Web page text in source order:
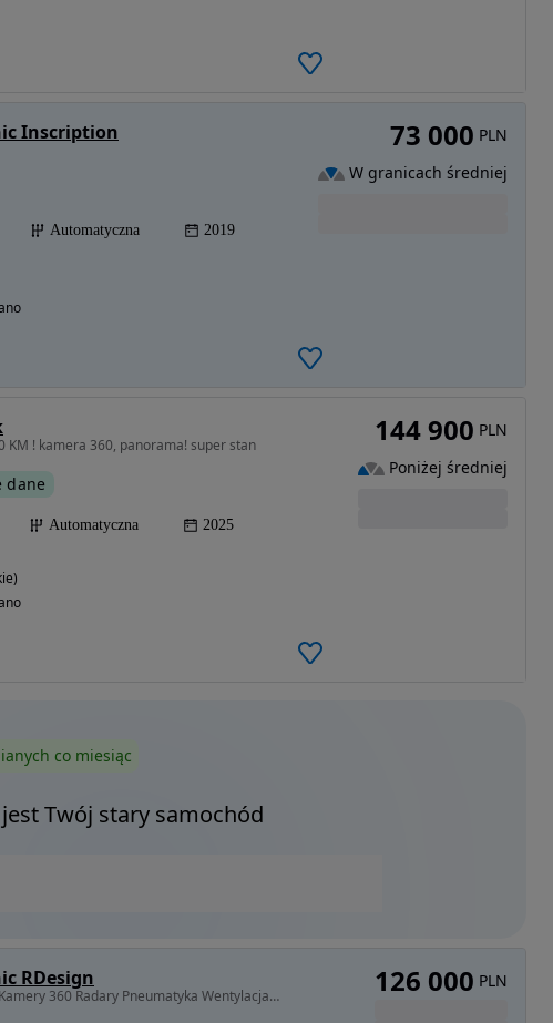
Inscription
Automatyczna 2019
73 000 PLN
W granicach średniej
KM ! kamera 360, panorama! super stan
dane
Automatyczna 2025
144 900 PLN
Poniżej średniej
co miesiąc
Twój stary samochód
RDesign
1969 cm3 • 225 KM • R-DESIGN 22’’ B&W Kamery 360 Radary Pneumatyka Wentylacja 7 os Keyless 126 000 PLN